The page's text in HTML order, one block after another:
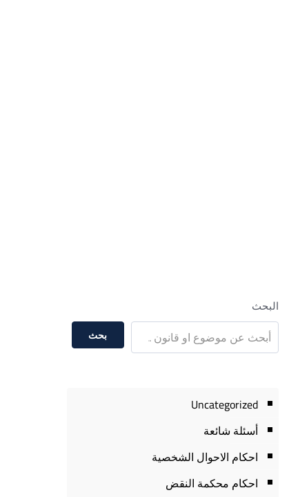
البحث
بحث
Uncategorized
أسئلة شائعة
احكام الاحوال الشخصية
احكام محكمة النقض